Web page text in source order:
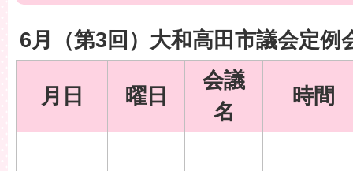
6月（第3回）大和高田市議会定例
月日 曜日
会議
名
時間